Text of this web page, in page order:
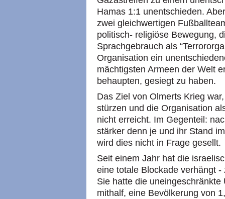
Hamas 1:1 unentschieden.
zwei gleichwertigen
politisch- religiöse Bewegung,
Sprachgebrauch als
Organisation ein
mächtigsten Armeen der Welt
behaupten, gesiegt zu haben.
Das Ziel von Olmerts Krieg
stürzen und die Organisation
nicht erreicht. Im Gegenteil:
stärker denn je und ihr Stand
wird dies nicht in Frage gesellt.
Seit einem Jahr hat die
eine totale Blockade verhängt
Sie hatte die
mithalf, eine Bevölkerung von